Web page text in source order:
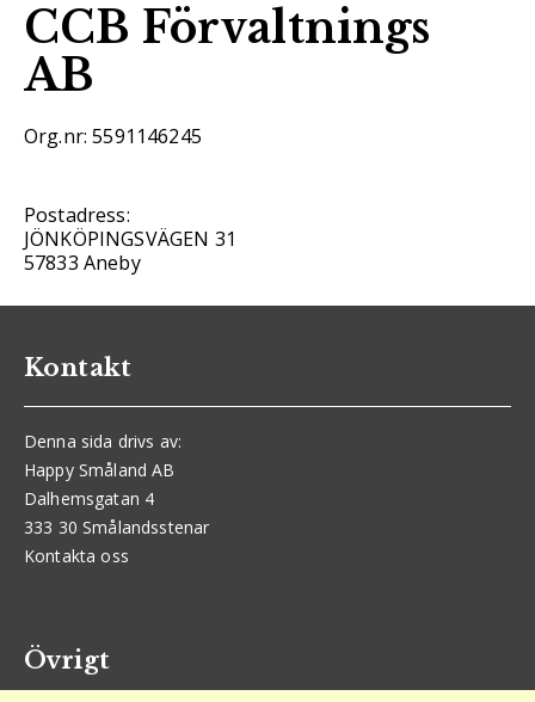
CCB Förvaltnings
AB
Org.nr: 5591146245
Postadress:
JÖNKÖPINGSVÄGEN 31
57833 Aneby
Kontakt
Denna sida drivs av:
Happy Småland AB
Dalhemsgatan 4
333 30 Smålandsstenar
Kontakta oss
Övrigt